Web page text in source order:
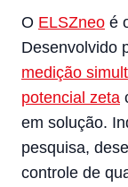
O ELSZneo é
Desenvolvido
medição
potencial zeta
em solução.
pesquisa,
controle de